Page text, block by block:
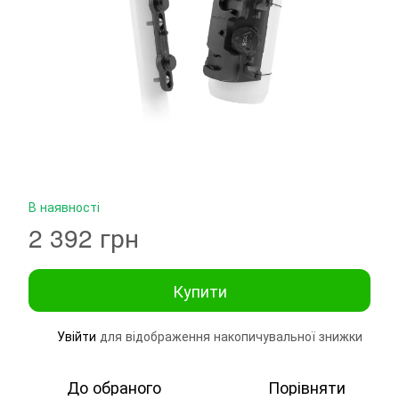
В наявності
2 392 грн
Купити
Увійти для відображення накопичувальної знижки
До обраного Порівняти